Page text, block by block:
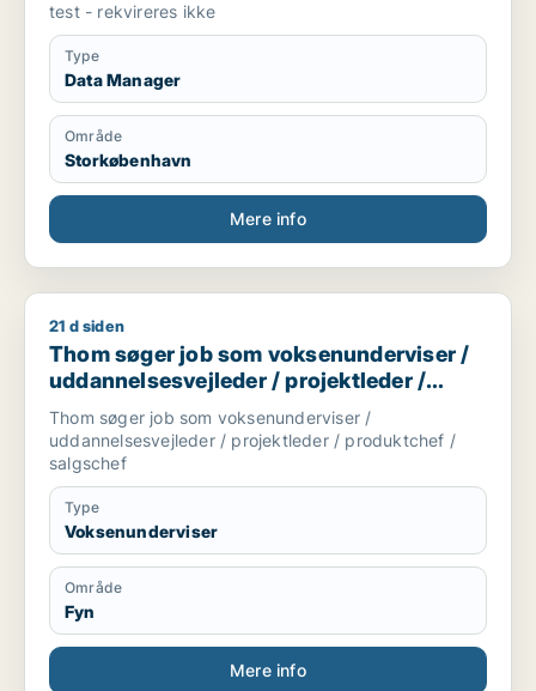
test - rekvireres ikke
Type
Data Manager
Område
Storkøbenhavn
Mere info
Thom søger job som voksenunderviser /
21 d siden
Thom søger job som voksenunderviser /
uddannelsesvejleder / projektleder /
produktchef / salgschef
Thom søger job som voksenunderviser /
uddannelsesvejleder / projektleder / produktchef /
salgschef
Type
Voksenunderviser
Område
Fyn
Mere info